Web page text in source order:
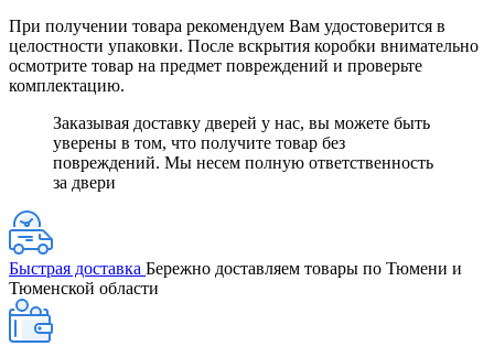
При получении товара рекомендуем Вам удостоверится в
целостности упаковки. После вскрытия коробки внимательно
осмотрите товар на предмет повреждений и проверьте
комплектацию.
Заказывая доставку дверей у нас, вы можете быть
уверены в том, что получите товар без
повреждений. Мы несем полную ответственность
за двери
Быстрая доставка Бережно доставляем товары по Тюмени и
Тюменской области